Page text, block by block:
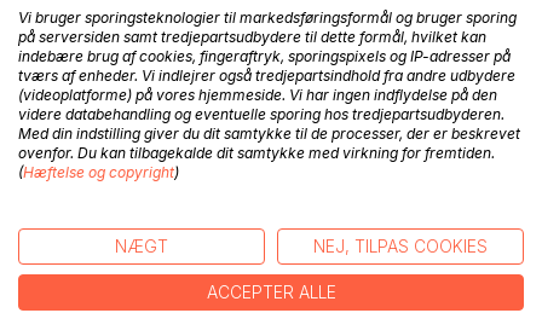
BESKRIVELSE
Redskaber i en svær situation
enkelte men også til familien, når en mobbesag kommer
frem i lyset.
Mobbehåndbogen er redskaber til dig der er ramt af
mobning. Det er redskaber og hjælp til:
Vi bruger sporingsteknologier til markedsføringsformål og bruger sporing
på serversiden samt tredjepartsudbydere til dette formål, hvilket kan
indebære brug af cookies, fingeraftryk, sporingspixels og IP-adresser på
tværs af enheder. Vi indlejrer også tredjepartsindhold fra andre udbydere
(videoplatforme) på vores hjemmeside. Vi har ingen indflydelse på den
videre databehandling og eventuelle sporing hos tredjepartsudbyderen.
Med din indstilling giver du dit samtykke til de processer, der er beskrevet
ovenfor. Du kan tilbagekalde dit samtykke med virkning for fremtiden.
(Hæftelse og copyright)
NÆGT NEJ, TILPAS COOKIES
ACCEPTER ALLE